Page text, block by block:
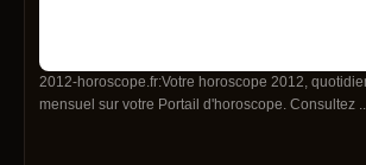
2012-horoscope.fr:Votre horoscope 2012,
mensuel sur votre Portail d'horoscope. Consultez